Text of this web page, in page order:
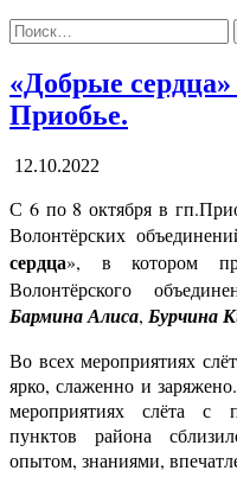
Поиск:
«Добрые
Приобье.
12.10.2022
С 6 по 8 октября в
Волонтёрских
сердца», в котором
Волонтёрского
Бармина Алиса, Бурчина
Во всех мероприятиях
ярко, слаженно и
мероприятиях слёта с
пунктов района
опытом, знаниями,